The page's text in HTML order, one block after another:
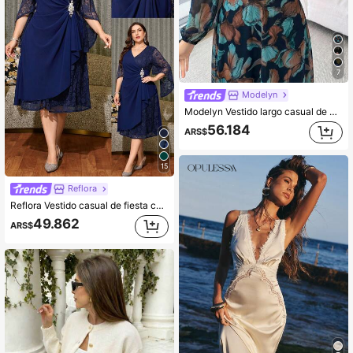
15
Reflora
Reflora Vestido casual de fiesta con cuello en V, encaje y patchwork plisado para mujer de talla grande
ARS$49.862
7
Modelyn
Modelyn Vestido largo casual de uso diario para mujer con estampado floral completo y patchwork de encaje en el escote
ARS$56.184